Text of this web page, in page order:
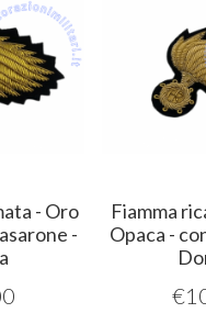
- Oro
-
Fiamma
Opaca -
€